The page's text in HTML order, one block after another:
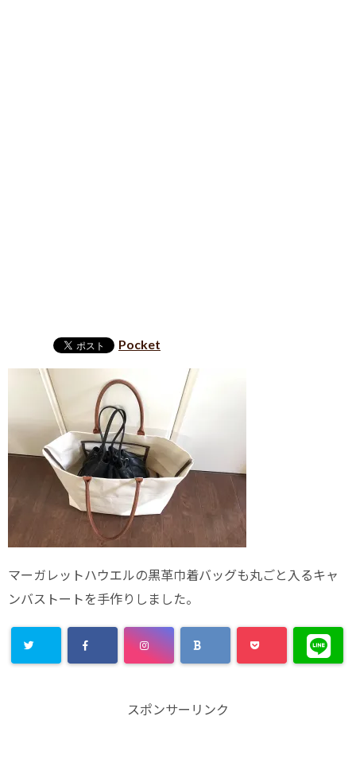
Pocket
マーガレットハウエルの黒革巾着バッグも丸ごと入るキャ
ンバストートを手作りしました。
スポンサーリンク